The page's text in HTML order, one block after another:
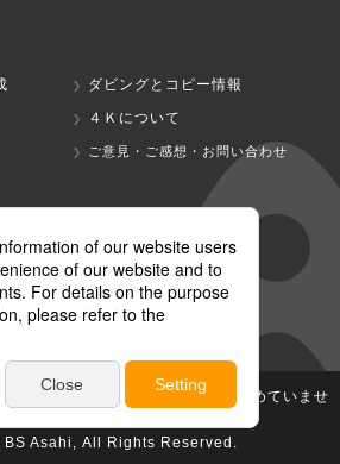
ダビングとコピー情報
４Ｋについて
ご意見・ご感想・お問い合わせ
テレ朝チャンネル
有する放送番組等の無断利用は認めていませ
ん。
Asahi, All Rights Reserved.